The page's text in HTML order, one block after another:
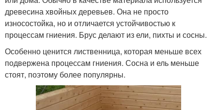
древесина хвойных деревьев. Она не просто
износостойка, но и отличается устойчивостью к
процессам гниения. Брус делают из ели, пихты и сосны.
Особенно ценится лиственница, которая меньше всех
подвержена процессам гниения. Сосна и ель меньше
стоят, поэтому более популярны.